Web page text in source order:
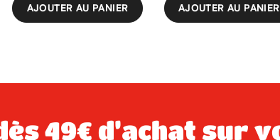
AJOUTER AU PANIER AJOUTER AU PANIER